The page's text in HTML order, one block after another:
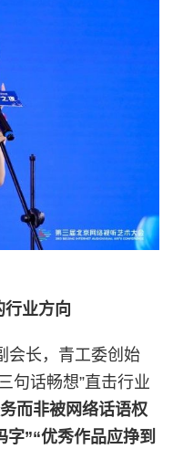
行业方向
会长，青工委创始
句话畅想”直击行业
而非被网络话语权
”“优秀作品应挣到